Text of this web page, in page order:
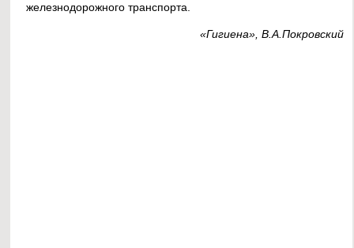
железнодорожного транспорта.
«Гигиена», В.А.Покровский